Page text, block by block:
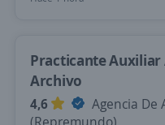
Practicante
Archivo
4,6
Agencia De